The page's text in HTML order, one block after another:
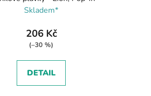
Skladem*
206 Kč
(–30 %)
DETAIL